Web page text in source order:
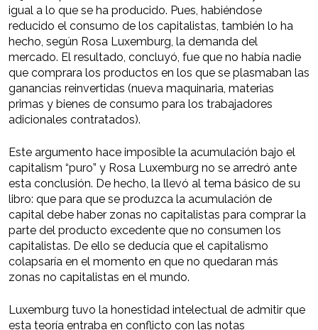
igual a lo que se ha producido. Pues, habiéndose
reducido el consumo de los capitalistas, también lo ha
hecho, según Rosa Luxemburg, la demanda del
mercado. El resultado, concluyó, fue que no había nadie
que comprara los productos en los que se plasmaban las
ganancias reinvertidas (nueva maquinaria, materias
primas y bienes de consumo para los trabajadores
adicionales contratados).
Este argumento hace imposible la acumulación bajo el
capitalism “puro” y Rosa Luxemburg no se arredró ante
esta conclusión. De hecho, la llevó al tema básico de su
libro: que para que se produzca la acumulación de
capital debe haber zonas no capitalistas para comprar la
parte del producto excedente que no consumen los
capitalistas. De ello se deducía que el capitalismo
colapsaría en el momento en que no quedaran más
zonas no capitalistas en el mundo.
Luxemburg tuvo la honestidad intelectual de admitir que
esta teoría entraba en conflicto con las notas